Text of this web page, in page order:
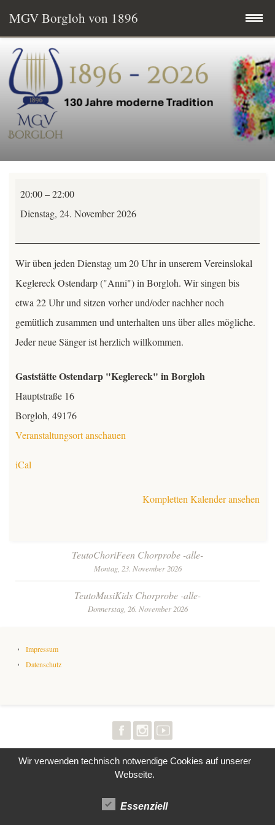
MGV Borgloh von 1896
Zum
Inhalt
springen
Startseite
Termine
MGV aktuell
Wissenswertes
Mitglied werden
Vorstand & Chorleitung
Mitglieder
TeutoChoriFeen
TeutoChoriFeen-Termine
TeutoChoriFeen Einblicke
TeutoMusiKids
TeutoMusiKids
TeutoMusiKids-Termine
Männerchor
Übungsabend
alle
Stimmen-
20:00–22:00
Dienstag, 24. November 2026
Wir üben jeden Dienstag um 20 Uhr in unserem Vereinslokal
Keglereck Ostendarp ("Anni") in Borgloh. Wir singen bis
etwa 22 Uhr und sitzen vorher und/oder nachher noch
gemütlich zusammen und unterhalten uns über alles mögliche.
Jeder neue Sänger ist herzlich willkommen.
Gaststätte Ostendarp "Keglereck" in Borgloh
Hauptstraße 16
Borgloh, 49176
Veranstaltungsort anschauen
iCal
Kompletten Kalender ansehen
Beitrags-
Navigation
TeutoChoriFeen Chorprobe -alle-
Montag, 23. November 2026
TeutoMusiKids Chorprobe -alle-
Donnerstag, 26. November 2026
Impressum
Datenschutz
Wir verwenden technisch notwendige Cookies auf unserer
Webseite.
Essenziell